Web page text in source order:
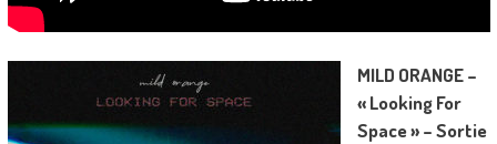
MILD ORANGE –
« Looking For
Space » – Sortie